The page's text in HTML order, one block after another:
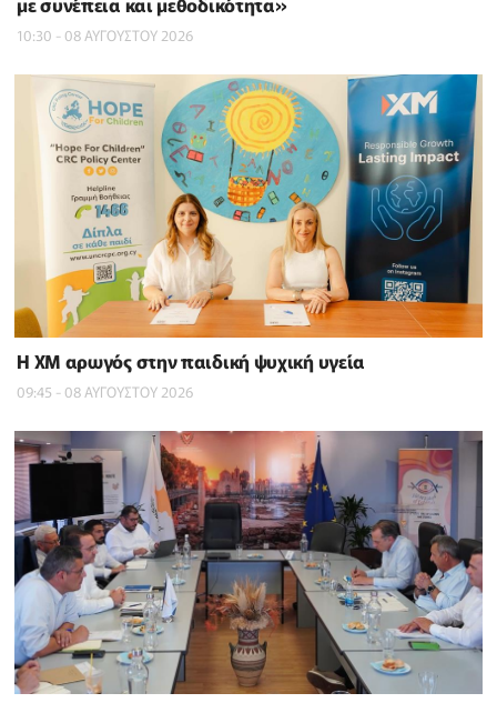
10:30 - 08 ΑΥΓΟΥΣΤΟΥ 2026
Η XM αρωγός στην παιδική ψυχική υγεία
09:45 - 08 ΑΥΓΟΥΣΤΟΥ 2026